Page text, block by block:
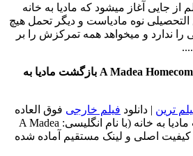
از جایی آغاز میشود که مادیا به خانه
نوه مادیاست و دیگر تحمل هیچ
را ندارد و میخواهد همه تمرکزش را بر
دانلود فیلم جدید A Madea Homecoming 2022 بازگشت مادیا به
ترین | دانلود فیلم خارجی فوق العاده
جذاب و تماشایی بازگشت مادیا به خانه (با نام انگلیسی: A Madea
Homecoming) به همراه 4 کیفیت اصلی و لینک مستقیم آماده شده